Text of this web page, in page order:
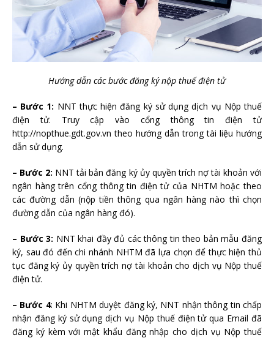
Hướng dẫn các bước đăng ký nộp thuế điện tử
– Bước 1: NNT thực hiện đăng ký sử dụng dịch vụ Nộp thuế
điện tử. Truy cập vào cổng thông tin điện tử
http://nopthue.gdt.gov.vn theo hướng dẫn trong tài liệu hướng
dẫn sử dụng.
– Bước 2: NNT tải bản đăng ký ủy quyền trích nợ tài khoản với
ngân hàng trên cổng thông tin điện tử của NHTM hoặc theo
các đường dẫn (nộp tiền thông qua ngân hàng nào thì chọn
đường dẫn của ngân hàng đó).
– Bước 3: NNT khai đầy đủ các thông tin theo bản mẫu đăng
ký, sau đó đến chi nhánh NHTM đã lựa chọn để thực hiện thủ
tục đăng ký ủy quyền trích nợ tài khoản cho dịch vụ Nộp thuế
điện tử.
– Bước 4: Khi NHTM duyệt đăng ký, NNT nhận thông tin chấp
nhận đăng ký sử dụng dịch vụ Nộp thuế điện tử qua Email đã
đăng ký kèm với mật khẩu đăng nhập cho dịch vụ Nộp thuế